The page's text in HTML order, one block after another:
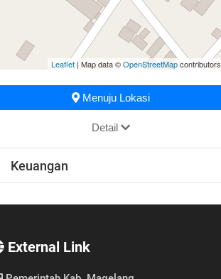
Leaflet | Map data ©OpenStreetMapcontributors
Menuju Lokasi
Detail
Keuangan
External Link